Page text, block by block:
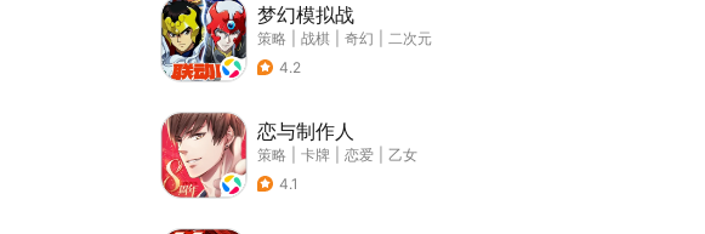
梦幻模拟战
策略 战棋 奇幻
二次元
4.2
恋与制作人
策略 卡牌 恋爱
乙女
4.1